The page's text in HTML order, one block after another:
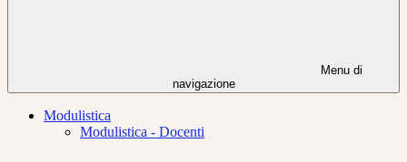
Menu di
navigazione
Modulistica
Modulistica - Docenti